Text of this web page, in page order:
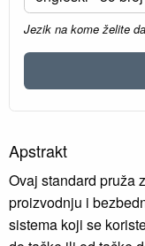
Jezik na kome želite
Apstrakt
Ovaj standard pruža
proizvodnju i
sistema koji se